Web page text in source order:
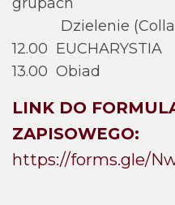
Dzielenie
12.00 EUCHARYSTIA
13.00 Obiad
LINK DO
ZAPISOWEGO:
https://forms.gle/